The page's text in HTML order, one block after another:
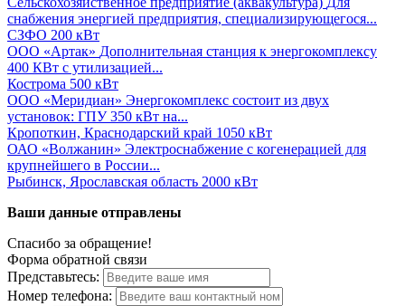
снабжения энергией предприятия, специализирующегося...
СЗФО 200 кВт
ООО «Артак» Дополнительная станция к энергокомплексу
400 КВт с утилизацией...
Кострома 500 кВт
ООО «Меридиан» Энергокомплекс состоит из двух
установок: ГПУ 350 кВт на...
Кропоткин, Краснодарский край 1050 кВт
ОАО «Волжанин» Электроснабжение с когенерацией для
крупнейшего в России...
Рыбинск, Ярославская область 2000 кВт
Ваши данные отправлены
Спасибо за обращение!
Форма обратной связи
Представьтесь:
Номер телефона: